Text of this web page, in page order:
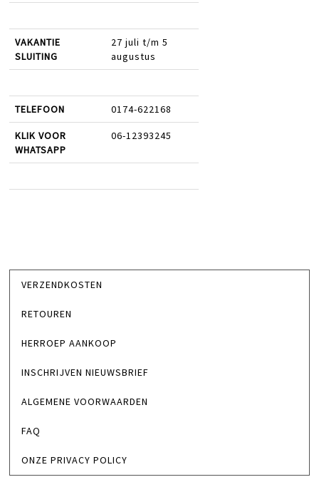
VAKANTIE
SLUITING
27 juli t/m 5
augustus
TELEFOON 0174-622168
KLIK VOOR
WHATSAPP
06-12393245
VERZENDKOSTEN
RETOUREN
HERROEP AANKOOP
INSCHRIJVEN NIEUWSBRIEF
ALGEMENE VOORWAARDEN
FAQ
ONZE PRIVACY POLICY